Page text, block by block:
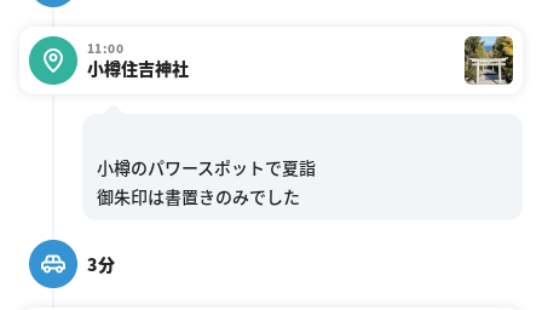
11:00
小樽住吉神社
小樽のパワースポットで夏詣
3分